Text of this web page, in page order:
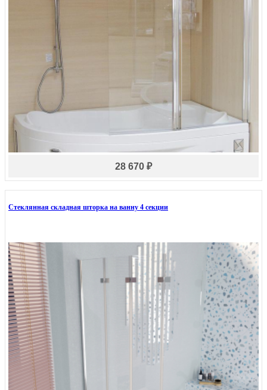
28 670 ₽
Стеклянная складная шторка на ванну 4 секции